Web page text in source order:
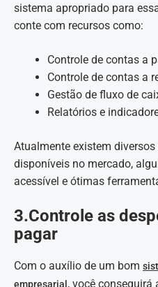
sistema apropriado para
conte com recursos como:
Controle de contas a
Controle de contas a
Gestão de fluxo de
Relatórios e
Atualmente existem
disponíveis no mercado,
acessível e ótimas
3.Controle as
pagar
Com o auxílio de um bom
empresarial , você